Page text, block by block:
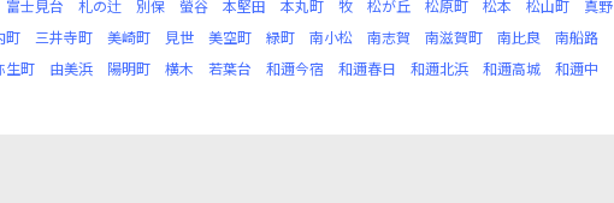
富士見台 札の辻 別保 螢谷 本堅田 本丸町 牧 松が丘 松原町 松本 松山町
真野
町 三井寺町 美崎町 見世 美空町 緑町 南小松 南志賀 南滋賀町 南比良
南船路
生町 由美浜 陽明町 横木 若葉台 和邇今宿 和邇春日 和邇北浜 和邇高城
和邇中